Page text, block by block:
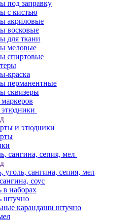
под заправку
с кистью
акриловые
восковые
для ткани
меловые
спиртовые
краска
перманентные
сквизеры
и этюдники
сангина, сепия, мел
уголь, сангина, сепия, мел
соус
в наборах
штучно
карандаши штучно